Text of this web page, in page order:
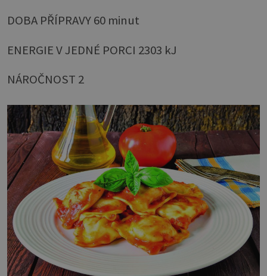
DOBA PŘÍPRAVY 60 minut
ENERGIE V JEDNÉ PORCI 2303 kJ
NÁROČNOST 2